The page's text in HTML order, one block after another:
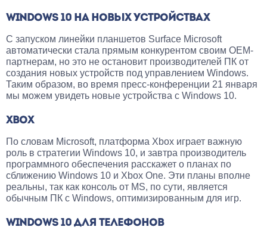
WINDOWS 10 НА НОВЫХ УСТРОЙСТВАХ
С запуском линейки планшетов Surface Microsoft
автоматически стала прямым конкурентом своим OEM-
партнерам, но это не остановит производителей ПК от
создания новых устройств под управлением Windows.
Таким образом, во время пресс-конференции 21 января
мы можем увидеть новые устройства с Windows 10.
XBOX
По словам Microsoft, платформа Xbox играет важную
роль в стратегии Windows 10, и завтра производитель
программного обеспечения расскажет о планах по
сближению Windows 10 и Xbox One. Эти планы вполне
реальны, так как консоль от MS, по сути, является
обычным ПК с Windows, оптимизированным для игр.
WINDOWS 10 ДЛЯ ТЕЛЕФОНОВ